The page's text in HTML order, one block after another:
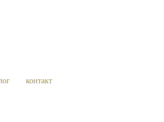
контакт